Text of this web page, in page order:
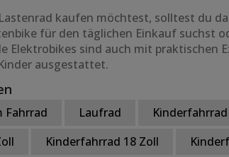
kaufen möchtest, solltest du
für den täglichen Einkauf suchst
Elektrobikes sind auch mit
ausgestattet.
Fahrrad Laufrad Kinderfahrrad
Kinderfahrrad 18 Zoll